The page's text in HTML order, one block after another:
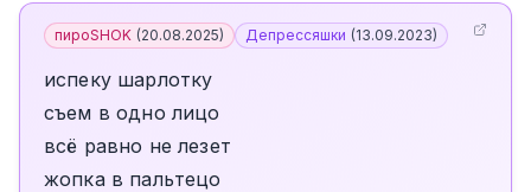
пироSHOK (20.08.2025) Депрессяшки (13.09.2023)
испеку шарлотку
съем в одно лицо
всё равно не лезет
жопка в пальтецо